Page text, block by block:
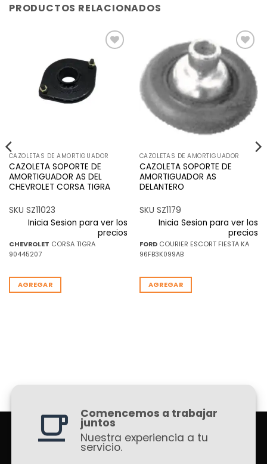
PRODUCTOS RELACIONADOS
lista de
CAZOLETAS DE AMORTIGUADOR
CAZOLETA SOPORTE DE
AMORTIGUADOR AS DEL
CHEVROLET CORSA TIGRA
SKU SZ11023
Inicia Sesion para ver los
precios
CHEVROLET CORSA TIGRA
90445207
AGREGAR
Añadir
a la
lista de
deseos
CAZOLETAS DE AMORTIGUADOR
CAZOLETA SOPORTE DE
AMORTIGUADOR AS
DELANTERO
SKU SZ1179
Inicia Sesion para ver los
precios
FORDCOURIER ESCORT FIESTA KA
96FB3K099AB
AGREGAR
Comencemos a trabajar
juntos
Nuestra experiencia a tu
servicio.